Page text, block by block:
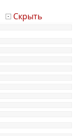
- Скрыть